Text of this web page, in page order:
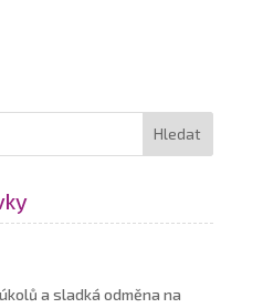
a sladká odměna na